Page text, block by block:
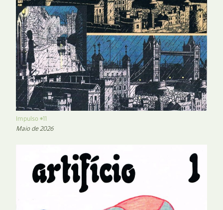
Impulso #11
Maio de 2026